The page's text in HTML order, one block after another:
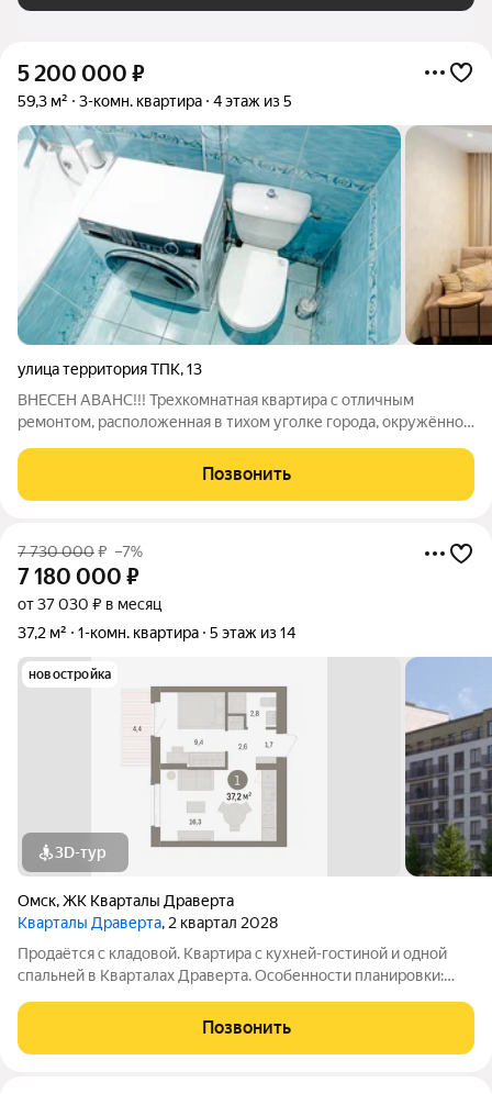
5 200 000 ₽
59,3 м² 3-комн. квартира 4 этаж из 5
улица территория ТПК,13
ВНЕСЕН АВАНС!!! Трехкомнатная квартира с отличным
ремонтом, расположенная в тихом уголке города, окружённом
ПРОСТОР И КОМФОРТ. Квартира впечатляет своей
просторностью и отлично подойдёт для тех, кто
Позвонить
7 730 000₽ –7%
7 180 000 ₽
от 37 030 ₽ в месяц
37,2 м²
1-комн. квартира 5 этаж из 14
новостройка
3D-тур
Омск,ЖК Кварталы Драверта
Кварталы Драверта, 2 квартал 2028
Продаётся с кладовой. Квартира с кухней-гостиной и одной
спальней в Кварталах Драверта. Особенности планировки:
нашей базе: ДВТ04-Ж4.5.8.Позвонить